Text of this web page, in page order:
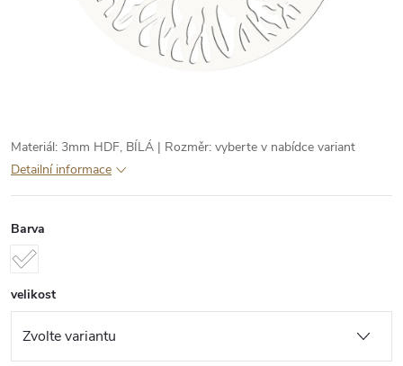
Materiál: 3mm HDF, BÍLÁ | Rozměr: vyberte v nabídce variant
Detailní informace
Barva
velikost